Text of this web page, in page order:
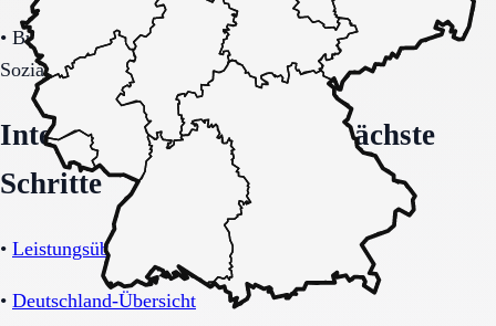
• Budget-/Kostenträgerrahmen (privat, Pflegekasse,
Sozialhilfe möglich).
Interne Orientierung und nächste
Schritte
• Leistungsübersicht Demenz-WG
• Deutschland-Übersicht